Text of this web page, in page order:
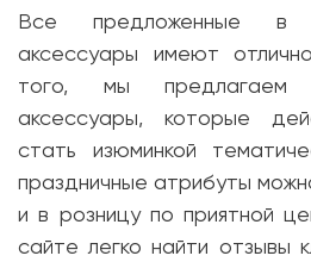
Все предложенные в
аксессуары имеют
того, мы предлагаем
аксессуары, которые
стать изюминкой
праздничные атрибуты
и в розницу по приятной
сайте легко найти отзывы